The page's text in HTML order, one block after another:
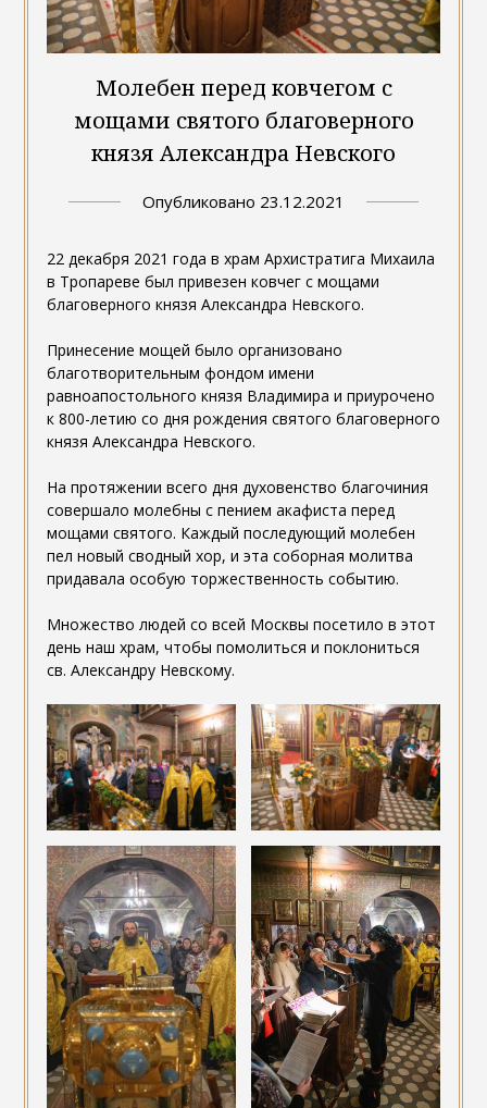
Молебен перед ковчегом с
мощами святого благоверного
князя Александра Невского
Опубликовано 23.12.2021
22 декабря 2021 года в храм Архистратига Михаила
в Тропареве был привезен ковчег с мощами
благоверного князя Александра Невского.
Принесение мощей было организовано
благотворительным фондом имени
равноапостольного князя Владимира и приурочено
к 800-летию со дня рождения святого благоверного
князя Александра Невского.
На протяжении всего дня духовенство благочиния
совершало молебны с пением акафиста перед
мощами святого. Каждый последующий молебен
пел новый сводный хор, и эта соборная молитва
придавала особую торжественность событию.
Множество людей со всей Москвы посетило в этот
день наш храм, чтобы помолиться и поклониться
св. Александру Невскому.